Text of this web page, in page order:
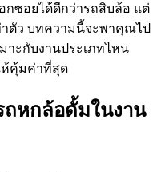
กซอยได้ดีกว่ารถสิบล้อ แต่
าตัว บทความนี้จะพาคุณไป
าะกับงานประเภทไหน
ห้คุ้มค่าที่สุด
ถหกล้อดั้มในงาน